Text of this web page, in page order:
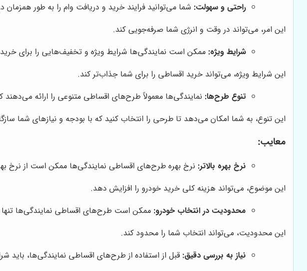
راحتی و سهولت: شما می‌توانید فرایند خرید و دریافت وام را به طور همزمان
این امر، می‌تواند در وقت و انرژی شما صرفه‌جویی کند.
شرایط ویژه: ممکن است نمایندگی‌ها شرایط ویژه و تخفیف‌هایی را برای
این شرایط ویژه، می‌تواند خرید اقساطی را برای شما جذاب‌تر کند.
تنوع طرح‌ها: نمایندگی‌ها معمولاً طرح‌های اقساطی متنوعی را ارائه می‌دهند
این تنوع، به شما امکان می‌دهد تا طرحی را انتخاب کنید که با بودجه و نیازهای شما
معایب:
نرخ بهره بالاتر: نرخ بهره طرح‌های اقساطی نمایندگی‌ها ممکن است از نرخ
این موضوع، می‌تواند هزینه کلی خرید خودرو را افزایش دهد.
محدودیت در انتخاب خودرو: ممکن است طرح‌های اقساطی نمایندگی‌ها
این محدودیت، می‌تواند انتخاب شما را محدود کند.
نیاز به بررسی دقیق: قبل از استفاده از طرح‌های اقساطی نمایندگی‌ها، باید